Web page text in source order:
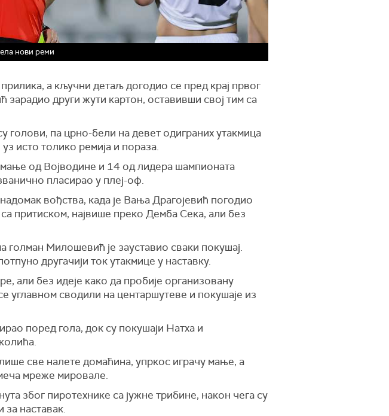
нови реми
а кључни детаљ догодио се пред крај првог
зарадио други жути картон, оставивши свој тим са
голови, па црно-бели на девет одиграних утакмица
исто толико ремија и пораза.
од Војводине и 14 од лидера шампионата
пласирао у плеј-оф.
вођства, када је Вања Драгојевић погодио
притиском, највише преко Демба Сека, али без
голман Милошевић је зауставио сваки покушај.
другачији ток утакмице у наставку.
али без идеје како да пробије организовану
углавном сводили на центаршутеве и покушаје из
поред гола, док су покушаји Натха и
све налете домаћина, упркос играчу мање, а
мреже мировале.
због пиротехнике са јужне трибине, након чега су
за наставак.